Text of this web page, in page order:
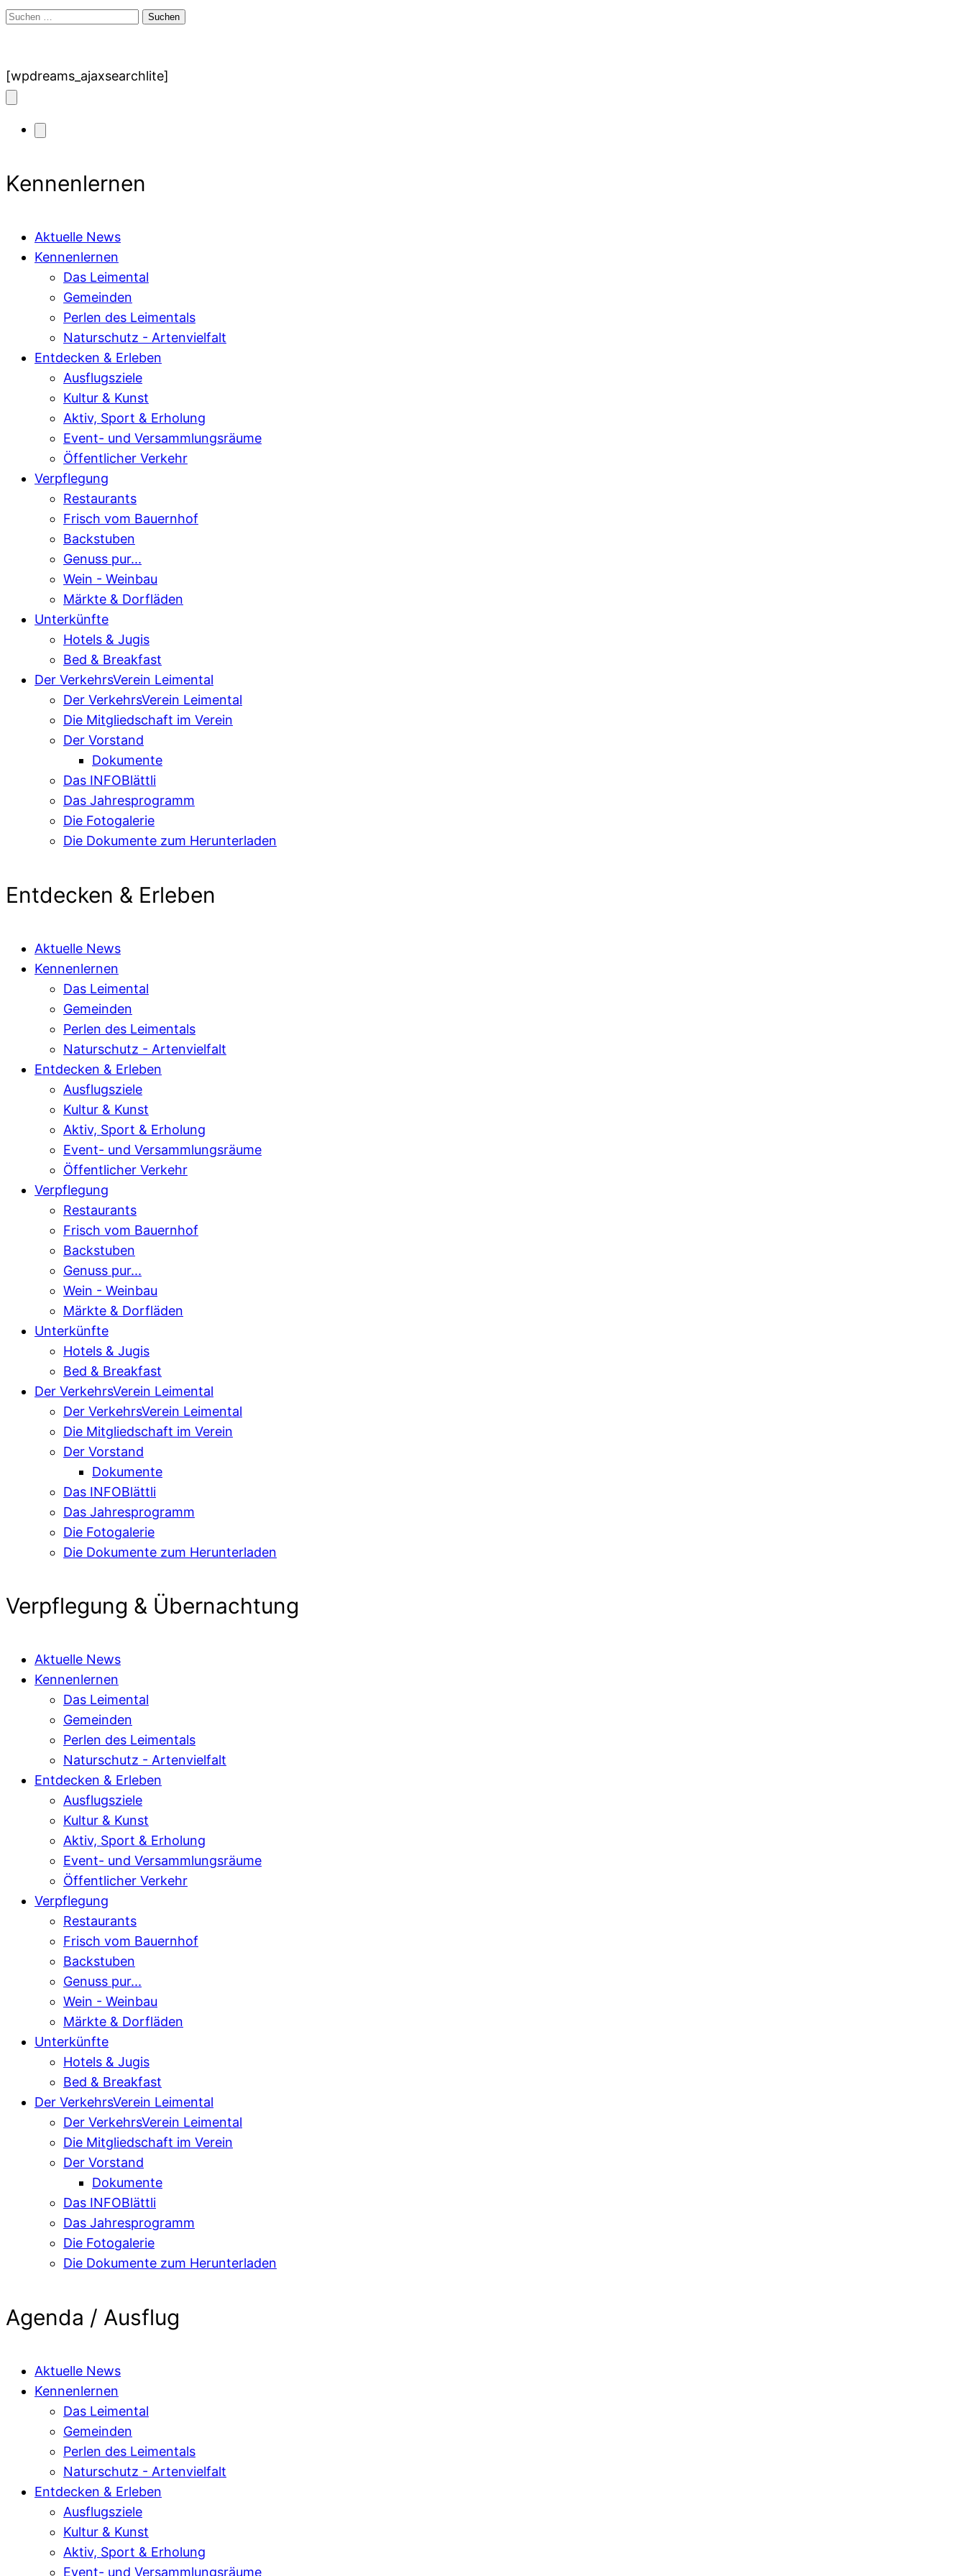
Suchen
[wpdreams_ajaxsearchlite]
Kennenlernen
Aktuelle News
Kennenlernen
Das Leimental
Gemeinden
Perlen des Leimentals
Naturschutz - Artenvielfalt
Entdecken & Erleben
Ausflugsziele
Kultur & Kunst
Aktiv, Sport & Erholung
Event- und Versammlungsräume
Öffentlicher Verkehr
Verpflegung
Restaurants
Frisch vom Bauernhof
Backstuben
Genuss pur...
Wein - Weinbau
Märkte & Dorfläden
Unterkünfte
Hotels & Jugis
Bed & Breakfast
Der VerkehrsVerein Leimental
Der VerkehrsVerein Leimental
Die Mitgliedschaft im Verein
Der Vorstand
Dokumente
Das INFOBlättli
Das Jahresprogramm
Die Fotogalerie
Die Dokumente zum Herunterladen
Entdecken & Erleben
Aktuelle News
Kennenlernen
Das Leimental
Gemeinden
Perlen des Leimentals
Naturschutz - Artenvielfalt
Entdecken & Erleben
Ausflugsziele
Kultur & Kunst
Aktiv, Sport & Erholung
Event- und Versammlungsräume
Öffentlicher Verkehr
Verpflegung
Restaurants
Frisch vom Bauernhof
Backstuben
Genuss pur...
Wein - Weinbau
Märkte & Dorfläden
Unterkünfte
Hotels & Jugis
Bed & Breakfast
Der VerkehrsVerein Leimental
Der VerkehrsVerein Leimental
Die Mitgliedschaft im Verein
Der Vorstand
Dokumente
Das INFOBlättli
Das Jahresprogramm
Die Fotogalerie
Die Dokumente zum Herunterladen
Verpflegung & Übernachtung
Aktuelle News
Kennenlernen
Das Leimental
Gemeinden
Perlen des Leimentals
Naturschutz - Artenvielfalt
Entdecken & Erleben
Ausflugsziele
Kultur & Kunst
Aktiv, Sport & Erholung
Event- und Versammlungsräume
Öffentlicher Verkehr
Verpflegung
Restaurants
Frisch vom Bauernhof
Backstuben
Genuss pur...
Wein - Weinbau
Märkte & Dorfläden
Unterkünfte
Hotels & Jugis
Bed & Breakfast
Der VerkehrsVerein Leimental
Der VerkehrsVerein Leimental
Die Mitgliedschaft im Verein
Der Vorstand
Dokumente
Das INFOBlättli
Das Jahresprogramm
Die Fotogalerie
Die Dokumente zum Herunterladen
Agenda / Ausflug
Aktuelle News
Kennenlernen
Das Leimental
Gemeinden
Perlen des Leimentals
Naturschutz - Artenvielfalt
Entdecken & Erleben
Ausflugsziele
Kultur & Kunst
Aktiv, Sport & Erholung
Event- und Versammlungsräume